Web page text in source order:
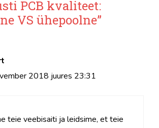
PCB kvaliteet:
VS ühepoolne”
2018 juures 23:31
teie veebisaiti ja leidsime, et teie